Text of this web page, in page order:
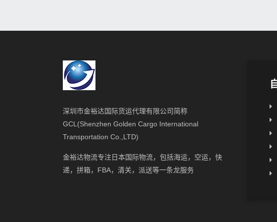
深圳市金裕达国际货运代理有限公司简称
GCL(Shenzhen Golden Cargo International
Transportation Co.,LTD)
金裕达物流专注日本国际物流，包括海运，空运，快
递，拼箱，FBA，清关，派送等一条龙服务